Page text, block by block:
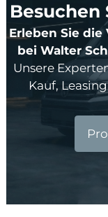
Besuchen
Erleben Sie
bei Walter
Unsere
Kauf,